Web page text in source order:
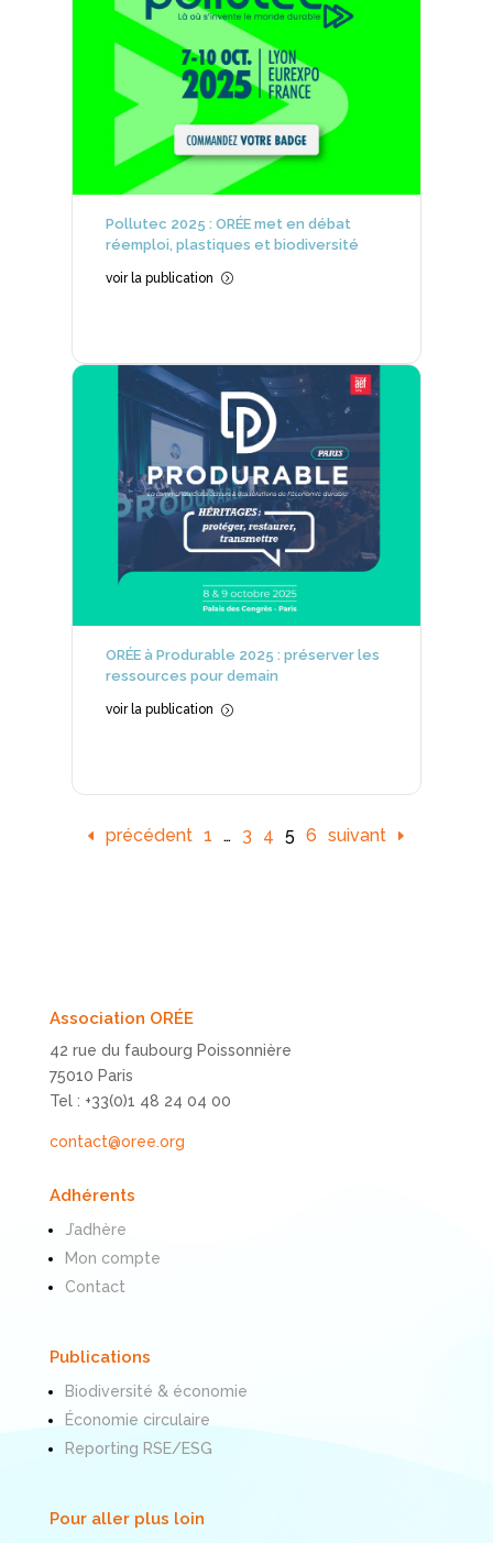
Pollutec 2025 : ORÉE met en débat
réemploi, plastiques et biodiversité
voir la publication =
ORÉE à Produrable 2025 : préserver les
ressources pour demain
voir la publication =
précédent 1 … 3 4 5 6 suivant
Association ORÉE
42 rue du faubourg Poissonnière
75010 Paris
Tel : +33(0)1 48 24 04 00
contact@oree.org
Adhérents
J’adhère
Mon compte
Contact
Publications
Biodiversité & économie
Économie circulaire
Reporting RSE/ESG
Pour aller plus loin